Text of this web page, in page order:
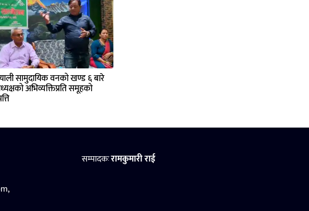
सामुदायिक वनको खण्ड ६ बारे
अभिव्यक्तिप्रति समूहको
सम्पादकःरामकुमारी राई